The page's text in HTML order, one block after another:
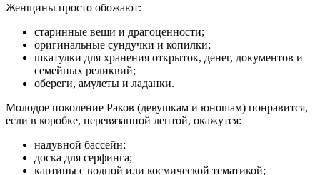
Женщины просто обожают:
старинные вещи и драгоценности;
оригинальные сундучки и копилки;
шкатулки для хранения открыток, денег, документов и
семейных реликвий;
обереги, амулеты и ладанки.
Молодое поколение Раков (девушкам и юношам) понравится,
если в коробке, перевязанной лентой, окажутся:
надувной бассейн;
доска для серфинга;
картины с водной или космической тематикой;